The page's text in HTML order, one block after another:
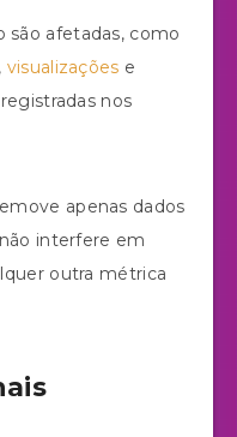
são afetadas, como
visualizações e
nos
apenas dados
interfere em
outra métrica